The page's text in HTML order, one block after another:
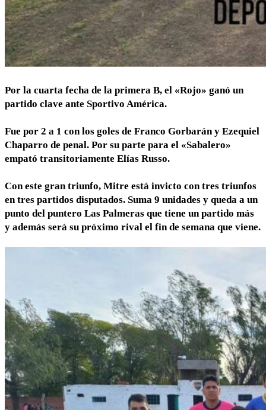
Por la cuarta fecha de la primera B, el «Rojo» ganó un
partido clave ante Sportivo América.
Fue por 2 a 1 con los goles de Franco Gorbarán y Ezequiel
Chaparro de penal. Por su parte para el «Sabalero»
empató transitoriamente Elías Russo.
Con este gran triunfo, Mitre está invicto con tres triunfos
en tres partidos disputados. Suma 9 unidades y queda a un
punto del puntero Las Palmeras que tiene un partido más
y además será su próximo rival el fin de semana que viene.